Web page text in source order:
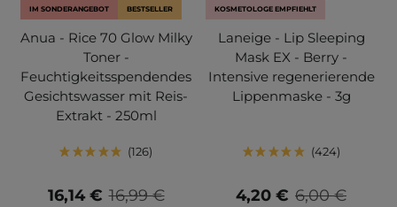
IM SONDERANGEBOT BESTSELLER
Anua - Rice 70 Glow Milky
Toner -
Feuchtigkeitsspendendes
Gesichtswasser mit Reis-
Extrakt - 250ml
126
16,99 €
16,14 €
KOSMETOLOGE EMPFIEHLT
Laneige - Lip Sleeping
Mask EX - Berry -
Intensive regenerierende
Lippenmaske - 3g
424
6,00 €
4,20 €